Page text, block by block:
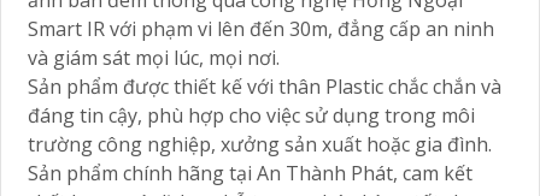
Smart IR với phạm vi lên đến 30m, đẳng cấp an ninh
và giám sát mọi lúc, mọi nơi.
Sản phẩm được thiết kế với thân Plastic chắc chắn và
đáng tin cậy, phù hợp cho việc sử dụng trong môi
trường công nghiệp, xưởng sản xuất hoặc gia đình.
Sản phẩm chính hãng tại An Thành Phát, cam kết